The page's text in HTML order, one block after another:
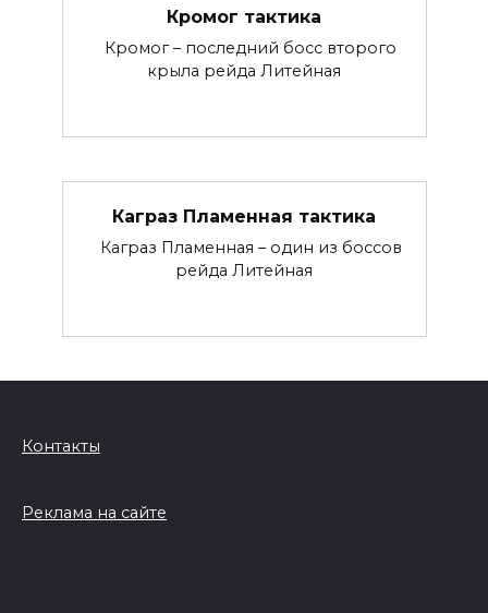
Кромог тактика
Кромог – последний босс второго
крыла рейда Литейная
Каграз Пламенная тактика
Каграз Пламенная – один из боссов
рейда Литейная
Контакты
Реклама на сайте